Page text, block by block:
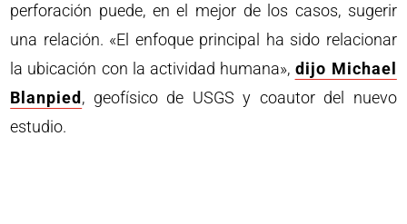
perforación puede, en el mejor de los casos, sugerir
una relación. «El enfoque principal ha sido relacionar
la ubicación con la actividad humana», dijo Michael
Blanpied , geofísico de USGS y coautor del nuevo
estudio.